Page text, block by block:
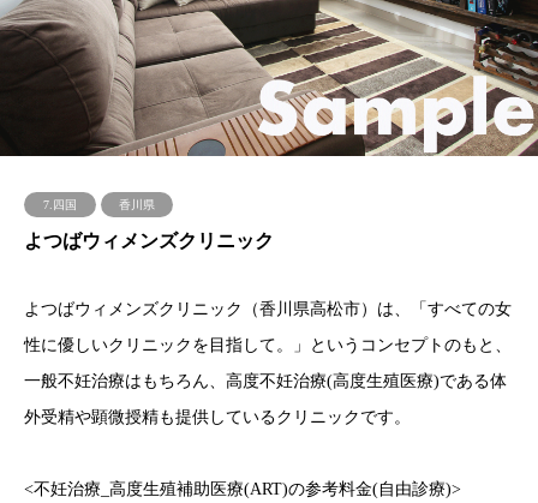
7.四国 香川県
よつばウィメンズクリニック
よつばウィメンズクリニック（香川県高松市）は、「すべての女
性に優しいクリニックを目指して。」というコンセプトのもと、
一般不妊治療はもちろん、高度不妊治療(高度生殖医療)である体
外受精や顕微授精も提供しているクリニックです。
<不妊治療_高度生殖補助医療(ART)の参考料金(自由診療)>